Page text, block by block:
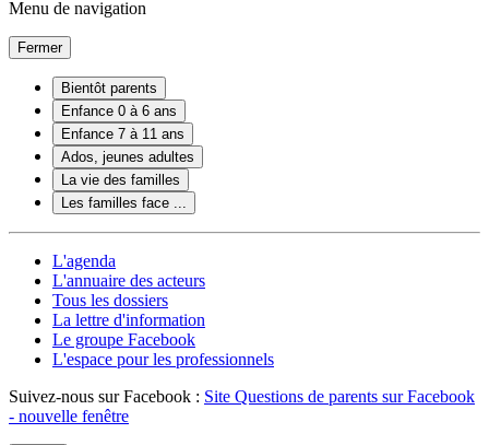
Menu de navigation
Fermer
Bientôt parents
Enfance 0 à 6 ans
Enfance 7 à 11 ans
Ados, jeunes adultes
La vie des familles
Les familles face ...
L'agenda
L'annuaire des acteurs
Tous les dossiers
La lettre d'information
Le groupe Facebook
L'espace pour les professionnels
Suivez-nous sur Facebook : Site Questions de parents sur Facebook
- nouvelle fenêtre